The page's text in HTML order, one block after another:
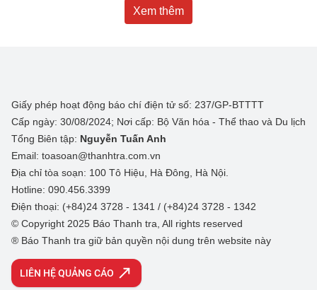
Xem thêm
Giấy phép hoạt động báo chí điện tử số: 237/GP-BTTTT
Cấp ngày: 30/08/2024; Nơi cấp: Bộ Văn hóa - Thể thao và Du lịch
Tổng Biên tập: Nguyễn Tuấn Anh
Email: toasoan@thanhtra.com.vn
Địa chỉ tòa soạn: 100 Tô Hiệu, Hà Đông, Hà Nội.
Hotline: 090.456.3399
Điện thoại: (+84)24 3728 - 1341 / (+84)24 3728 - 1342
© Copyright 2025 Báo Thanh tra, All rights reserved
® Báo Thanh tra giữ bản quyền nội dung trên website này
LIÊN HỆ QUẢNG CÁO